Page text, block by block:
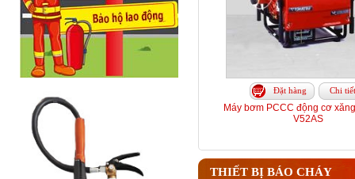
Đặt hàng Chi tiết
Máy bơm PCCC động cơ
V52AS
THIẾT BỊ BÁO CHÁY